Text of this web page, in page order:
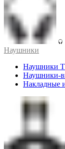
Наушники
Наушники
Наушники-
Накладные